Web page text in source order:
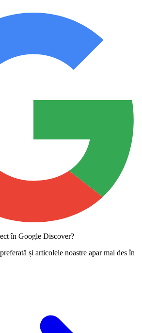
în Google Discover?
și articolele noastre apar mai des în